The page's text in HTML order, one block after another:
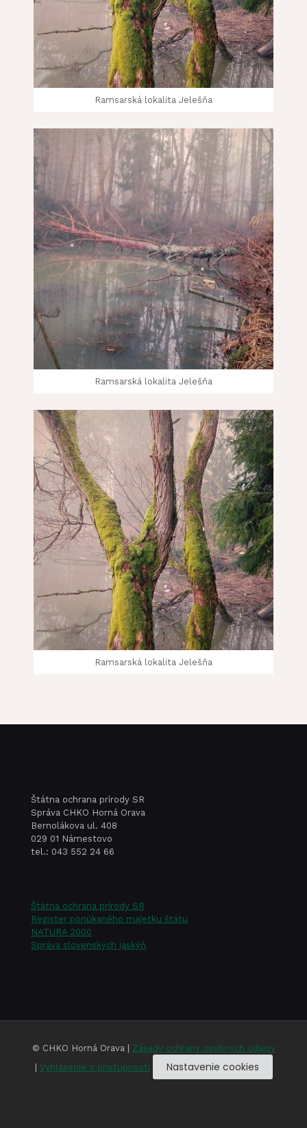
Ramsarská lokalita Jelešňa
Ramsarská lokalita Jelešňa
Ramsarská lokalita Jelešňa
Štátna ochrana prírody SR
Správa CHKO Horná Orava
Bernolákova ul. 408
029 01 Námestovo
tel.: 043 552 24 66
Štátna ochrana prírody SR
Register ponúkaného majetku štátu
NATURA 2000
Správa slovenských jaskýň
© CHKO Horná Orava | Zásady ochrany osobných údajov
Vyhlásenie o prístupnosti Nastavenie cookies